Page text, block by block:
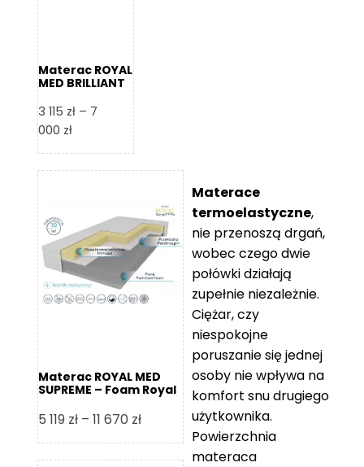
Materac ROYAL
MED BRILLIANT
3 115 zł – 7
000 złZakres
od
7
000 zł
Materac ROYAL MED
SUPREME – Foam Royal
5 119 zł – 11 670 złZakres
cen:
od
Materace
termoelastyczne,
nie przenoszą drgań,
wobec czego dwie
połówki działają
zupełnie niezależnie.
Ciężar, czy
niespokojne
poruszanie się jednej
osoby nie wpływa na
komfort snu drugiego
użytkownika.
Powierzchnia
materaca